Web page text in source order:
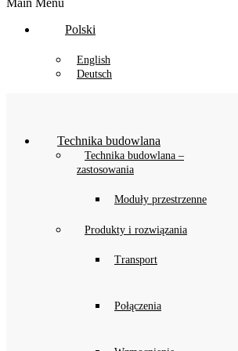
Main Menu
Polski
English
Deutsch
Technika budowlana
Technika budowlana –
zastosowania
Moduły przestrzenne
Produkty i rozwiązania
Transport
Połączenia